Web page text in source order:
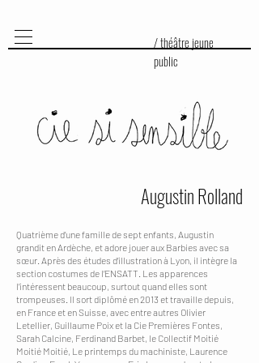
/ théâtre jeune
public
Augustin Rolland
Quatrième d’une famille de sept enfants, Augustin
grandit en Ardèche, et adore jouer aux Barbies avec sa
sœur. Après des études d’illustration à Lyon, il intègre la
section costumes de l’ENSATT. Les apparences
l’intéressent beaucoup, surtout quand elles sont
trompeuses. Il sort diplômé en 2013 et travaille depuis,
en France et en Suisse, avec entre autres Olivier
Letellier, Guillaume Poix et la Cie Premières Fontes,
Sarah Calcine, Ferdinand Barbet, le Collectif Moitié
Moitié Moitié, Le printemps du machiniste, Laurence